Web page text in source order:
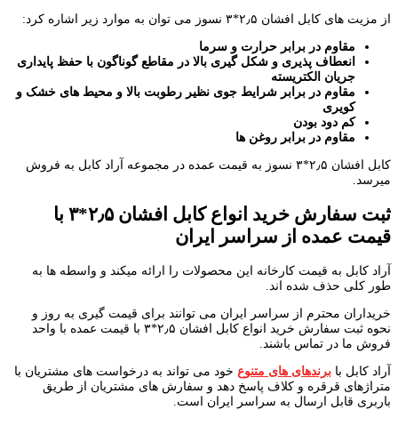
از مزیت های کابل افشان ۲٫۵*۳ نسوز می توان به موارد زیر اشاره کرد:
مقاوم در برابر حرارت و سرما
انعطاف پذیری و شکل گیری بالا در مقاطع گوناگون با حفظ پایداری
جریان الکتریسته
مقاوم در برابر شرایط جوی نظیر رطوبت بالا و محیط های خشک و
کویری
کم دود بودن
مقاوم در برابر روغن ها
کابل افشان ۲٫۵*۳ نسوز به قیمت عمده در مجموعه آراد کابل به فروش
میرسد.
ثبت سفارش خرید انواع کابل افشان ۲٫۵*۳ با
قیمت عمده از سراسر ایران
آراد کابل به قیمت کارخانه این محصولات را ارائه میکند و واسطه ها به
طور کلی حذف شده اند.
خریداران محترم از سراسر ایران می توانند برای قیمت گیری به روز و
نحوه ثبت سفارش خرید انواع کابل افشان ۲٫۵*۳ با قیمت عمده با واحد
فروش ما در تماس باشند.
آراد کابل با برندهای های متنوع خود می تواند به درخواست های مشتریان با
متراژهای قرقره و کلاف پاسخ دهد و سفارش های مشتریان از طریق
باربری قابل ارسال به سراسر ایران است.